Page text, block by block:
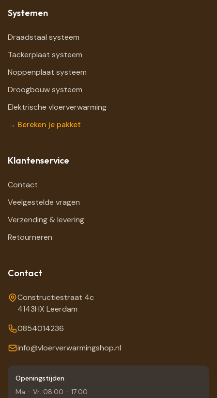
Systemen
Draadstaal systeem
Tackerplaat systeem
Noppenplaat systeem
Droogbouw systeem
Elektrische vloerverwarming
→ Bereken je pakket
Klantenservice
Contact
Veelgestelde vragen
Verzending & levering
Retourneren
Contact
Constructiestraat 4c
4143HX Leerdam
0854014236
info@vloerverwarmingshop.nl
Openingstijden
Ma - Vr: 08:00 - 17:00